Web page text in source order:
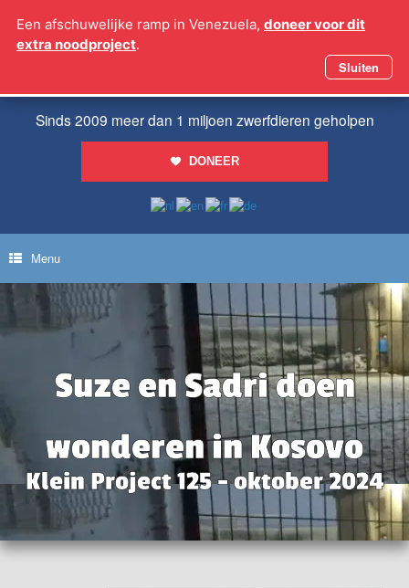
naar
Sinds 2009 meer dan 1 miljoen zwerfdieren geholpen
DONEER
Menu
Suze en Sadri doen
wonderen in Kosovo
Klein Project 125 - oktober 2024
Een afschuwelijke ramp in Venezuela, doneer voor dit
extra noodproject.
Sluiten